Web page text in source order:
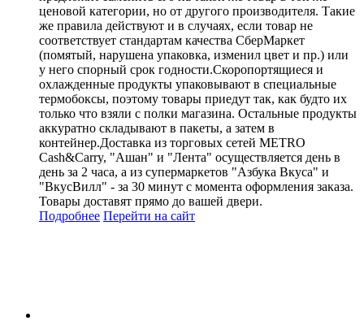
ценовой категории, но от другого производителя. Такие
же правила действуют и в случаях, если товар не
соответствует стандартам качества СберМаркет
(помятый, нарушена упаковка, изменил цвет и пр.) или
у него спорный срок годности.Скоропортящиеся и
охлажденные продукты упаковывают в специальные
термобоксы, поэтому товары приедут так, как будто их
только что взяли с полки магазина. Остальные продукты
аккуратно складывают в пакеты, а затем в
контейнер.Доставка из торговых сетей METRO
Cash&Carry, "Ашан" и "Лента" осуществляется день в
день за 2 часа, а из супермаркетов "Азбука Вкуса" и
"ВкусВилл" - за 30 минут с момента оформления заказа.
Товары доставят прямо до вашей двери.
Подробнее Перейти на сайт